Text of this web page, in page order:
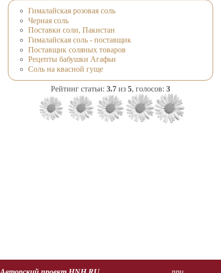
Гималайская розовая соль
Черная соль
Поставки соли, Пакистан
Гималайская соль - поставщик
Поставщик соляных товаров
Рецепты бабушки Агафьи
Соль на квасной гуще
Рейтинг статьи: 3.7 из 5, голосов: 3